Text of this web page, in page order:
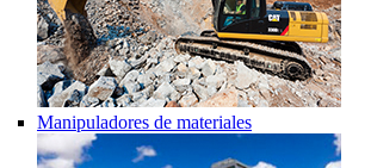
Manipuladores de materiales